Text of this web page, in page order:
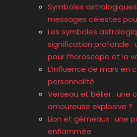
Symboles
messages célestes
Les symboles
signification profonde :
pour l’horoscope et la
L’influence de mars en
personnalité
Verseau et bélier : une
amoureuse explosive ?
Lion et gémeaux : une
enflammée